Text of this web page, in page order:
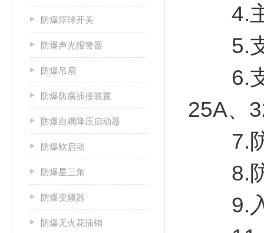
防爆浮球开关
防爆声光报警器
防爆吊扇
防爆防腐插接装置
防爆自耦降压启动器
防爆软启动
防爆星三角
防爆变频器
防爆无火花插销
4.主
5.支
6.支
25A、
7.防
8.防
9.入